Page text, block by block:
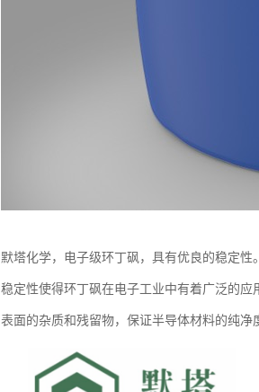
默塔化学，电子级环丁砜，具有优良的稳定
稳定性使得环丁砜在电子工业中有着广泛的
表面的杂质和残留物，保证半导体材料的纯净